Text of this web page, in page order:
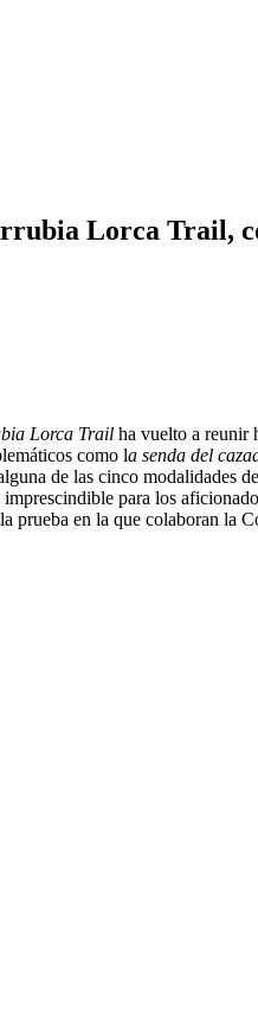
Lorca Trail,
Lorca Trail ha vuelto a reunir
como la senda del
de las cinco modalidades
para los
en la que colaboran la